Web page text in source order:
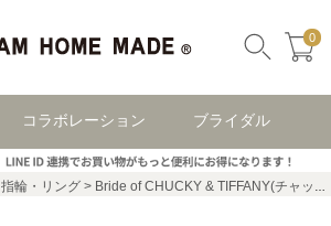
0
コラボレーション ブライダル
指輪・リング Bride of CHUCKY & TIFFANY(チャッキー & ティファニー) シルバー ペアリング/単品